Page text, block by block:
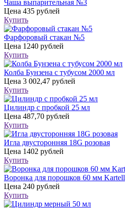
Чаша выпарительная №3
Цена 435 рублей
Купить
Фарфоровый стакан №5
Цена 1240 рублей
Купить
Колба Бунзена с тубусом 2000 мл
Цена 3 002,47 рублей
Купить
Цилиндр с пробкой 25 мл
Цена 487,70 рублей
Купить
Игла двусторонняя 18G розовая
Цена 1402 рублей
Купить
Воронка для порошков 60 мм Kartell
Цена 240 рублей
Купить